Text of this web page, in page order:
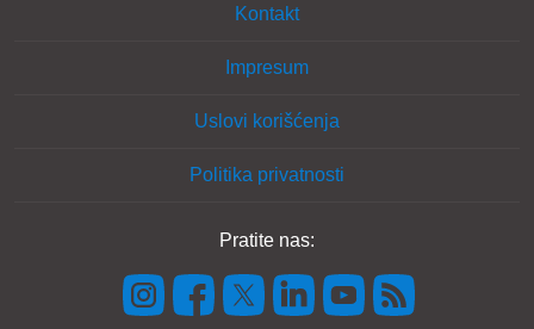
Kontakt
Impresum
Uslovi korišćenja
Politika privatnosti
Pratite nas: